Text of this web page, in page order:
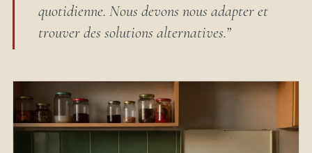
quotidienne. Nous devons nous adapter et
trouver des solutions alternatives.”